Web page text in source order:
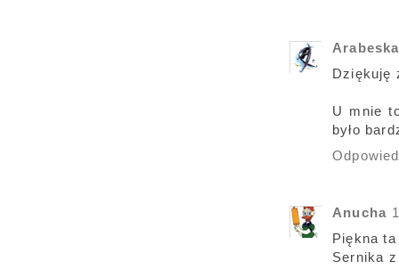
Dziękuję
U mnie
było
Anucha
Piękna
Sernika